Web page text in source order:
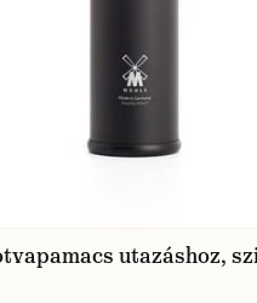
utazáshoz,